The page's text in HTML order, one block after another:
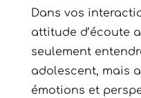
Dans vos
attitude d’écoute
seulement
adolescent, mais
émotions et